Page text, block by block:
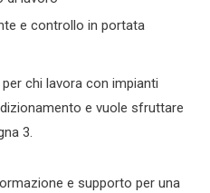
e controllo in portata
chi lavora con impianti
e vuole sfruttare
3.
e supporto per una